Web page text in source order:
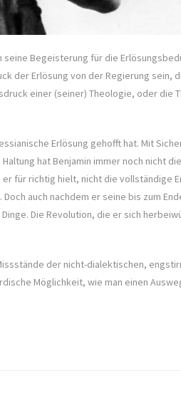
Begeisterung für die
der Erlösung von der Regierung sein,
einer (seiner) Theologie, oder die
Erlösung gehofft hat. Mit
hat Benjamin immer noch nicht
für richtig hielt, nicht die vollständige
auch nachdem er seine bis zum
Die Revolution, die er sich
der nicht-dialektischen,
Möglichkeit, wie man einen